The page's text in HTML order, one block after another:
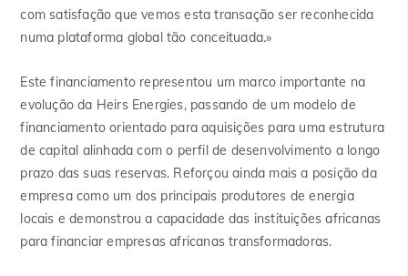
com satisfação que vemos esta transação ser reconhecida
numa plataforma global tão conceituada.»
Este financiamento representou um marco importante na
evolução da Heirs Energies, passando de um modelo de
financiamento orientado para aquisições para uma estrutura
de capital alinhada com o perfil de desenvolvimento a longo
prazo das suas reservas. Reforçou ainda mais a posição da
empresa como um dos principais produtores de energia
locais e demonstrou a capacidade das instituições africanas
para financiar empresas africanas transformadoras.